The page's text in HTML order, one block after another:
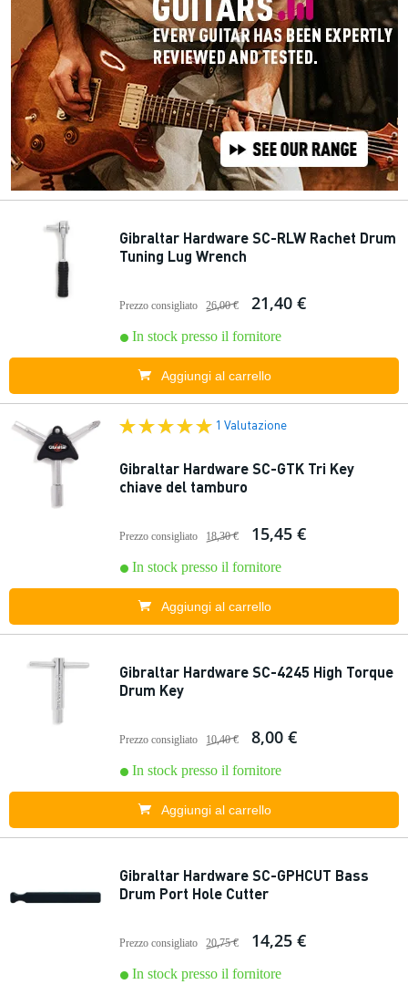
Gibraltar Hardware SC-RLW Rachet Drum
Tuning Lug Wrench
Prezzo consigliato 26,00 € 21,40 €
In stock presso il fornitore
Aggiungi al carrello
1 Valutazione
Gibraltar Hardware SC-GTK Tri Key
chiave del tamburo
Prezzo consigliato 18,30 € 15,45 €
In stock presso il fornitore
Aggiungi al carrello
Gibraltar Hardware SC-4245 High Torque
Drum Key
Prezzo consigliato 10,40 € 8,00 €
In stock presso il fornitore
Aggiungi al carrello
Gibraltar Hardware SC-GPHCUT Bass
Drum Port Hole Cutter
Prezzo consigliato 20,75 € 14,25 €
In stock presso il fornitore